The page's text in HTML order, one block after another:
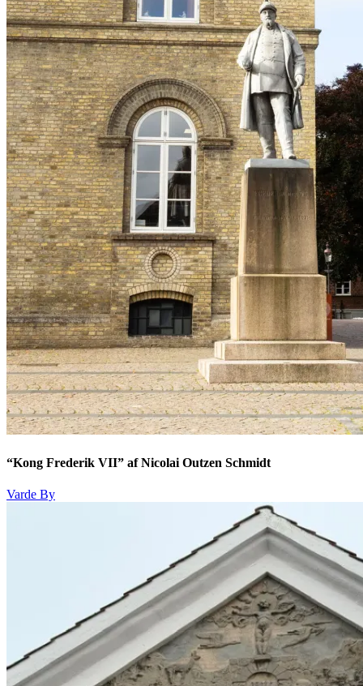
“Kong Frederik VII” af Nicolai Outzen Schmidt
Varde By